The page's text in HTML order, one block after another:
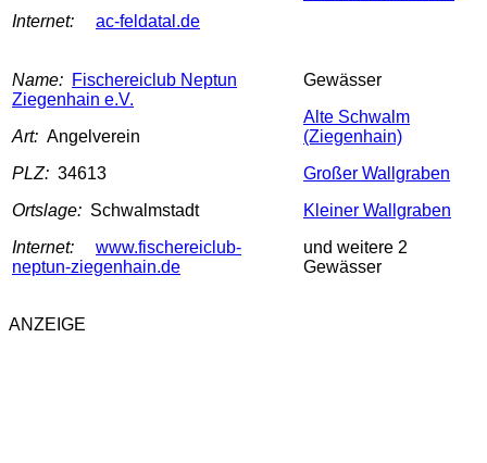
Internet:
ac-feldatal.de
Name: Fischereiclub Neptun
Ziegenhain e.V.
Art: Angelverein
PLZ: 34613
Ortslage: Schwalmstadt
Internet:
www.fischereiclub-
neptun-ziegenhain.de
Gewässer
Alte Schwalm
(Ziegenhain)
Großer Wallgraben
Kleiner Wallgraben
und weitere 2
Gewässer
ANZEIGE